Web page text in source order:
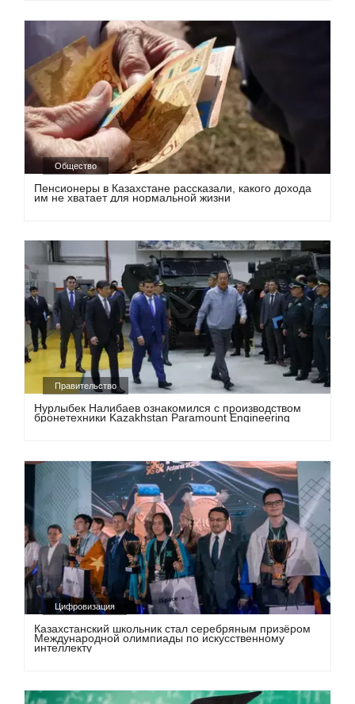
Общество
Пенсионеры в Казахстане рассказали, какого дохода
им не хватает для нормальной жизни
Правительство
Нурлыбек Налибаев ознакомился с производством
бронетехники Kazakhstan Paramount Engineering
Цифровизация
Казахстанский школьник стал серебряным призёром
Международной олимпиады по искусственному
интеллекту